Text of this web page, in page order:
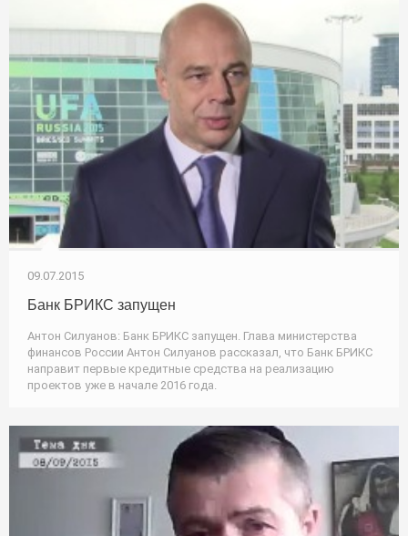
09.07.2015
Банк БРИКС запущен
Антон Силуанов: Банк БРИКС запущен. Глава министерства
финансов России Антон Силуанов рассказал, что Банк БРИКС
направит первые кредитные средства на реализацию
проектов уже в начале 2016 года.